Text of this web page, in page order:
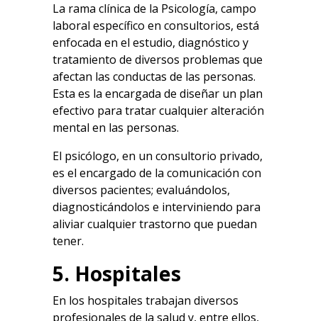
La rama clínica de la Psicología, campo
laboral específico en consultorios, está
enfocada en el estudio, diagnóstico y
tratamiento de diversos problemas que
afectan las conductas de las personas.
Esta es la encargada de diseñar un plan
efectivo para tratar cualquier alteración
mental en las personas.
El psicólogo, en un consultorio privado,
es el encargado de la comunicación con
diversos pacientes; evaluándolos,
diagnosticándolos e interviniendo para
aliviar cualquier trastorno que puedan
tener.
5. Hospitales
En los hospitales trabajan diversos
profesionales de la salud y, entre ellos,